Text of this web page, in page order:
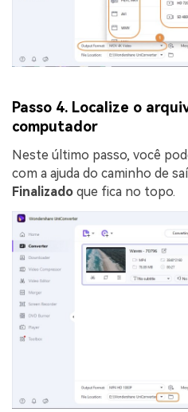
Passo 4. Localize o
computador
Neste último passo, você
com a ajuda do caminho de
Finalizado que fica no topo.